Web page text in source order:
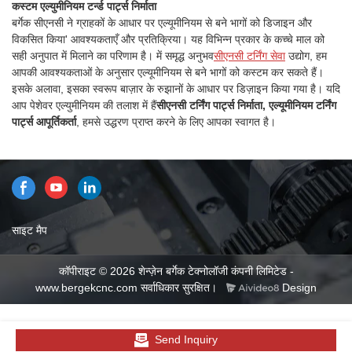
कस्टम एल्युमीनियम टर्न्ड पार्ट्स निर्माता
बर्गेक सीएनसी ने ग्राहकों के आधार पर एल्यूमीनियम से बने भागों को डिजाइन और
विकसित किया' आवश्यकताएँ और प्रतिक्रिया। यह विभिन्न प्रकार के कच्चे माल को
सही अनुपात में मिलाने का परिणाम है। में समृद्ध अनुभवसीएनसी टर्निंग सेवाउद्योग, हम
आपकी आवश्यकताओं के अनुसार एल्यूमीनियम से बने भागों को कस्टम कर सकते हैं।
इसके अलावा, इसका स्वरूप बाज़ार के रुझानों के आधार पर डिज़ाइन किया गया है। यदि
आप पेशेवर एल्युमीनियम की तलाश में हैंसीएनसी टर्निंग पार्ट्स निर्माता, एल्यूमीनियम टर्निंग
पार्ट्स आपूर्तिकर्ता, हमसे उद्धरण प्राप्त करने के लिए आपका स्वागत है।
तनाव और अवशिष्ट गर्मी में कटौती जैसे
कारकों से प्रभावित भागों के प्रसंस्करण
की गुणवत्ता की गारंटी देना कठिन है
साइट मैप
कॉपीराइट © 2026 शेन्ज़ेन बर्गेक टेक्नोलॉजी कंपनी लिमिटेड -
www.bergekcnc.com सर्वाधिकार सुरक्षित।
Design
Send Inquiry